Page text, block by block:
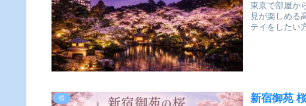
東京で部屋か
見が楽しめる
テイをしたい
桜
新宿御苑